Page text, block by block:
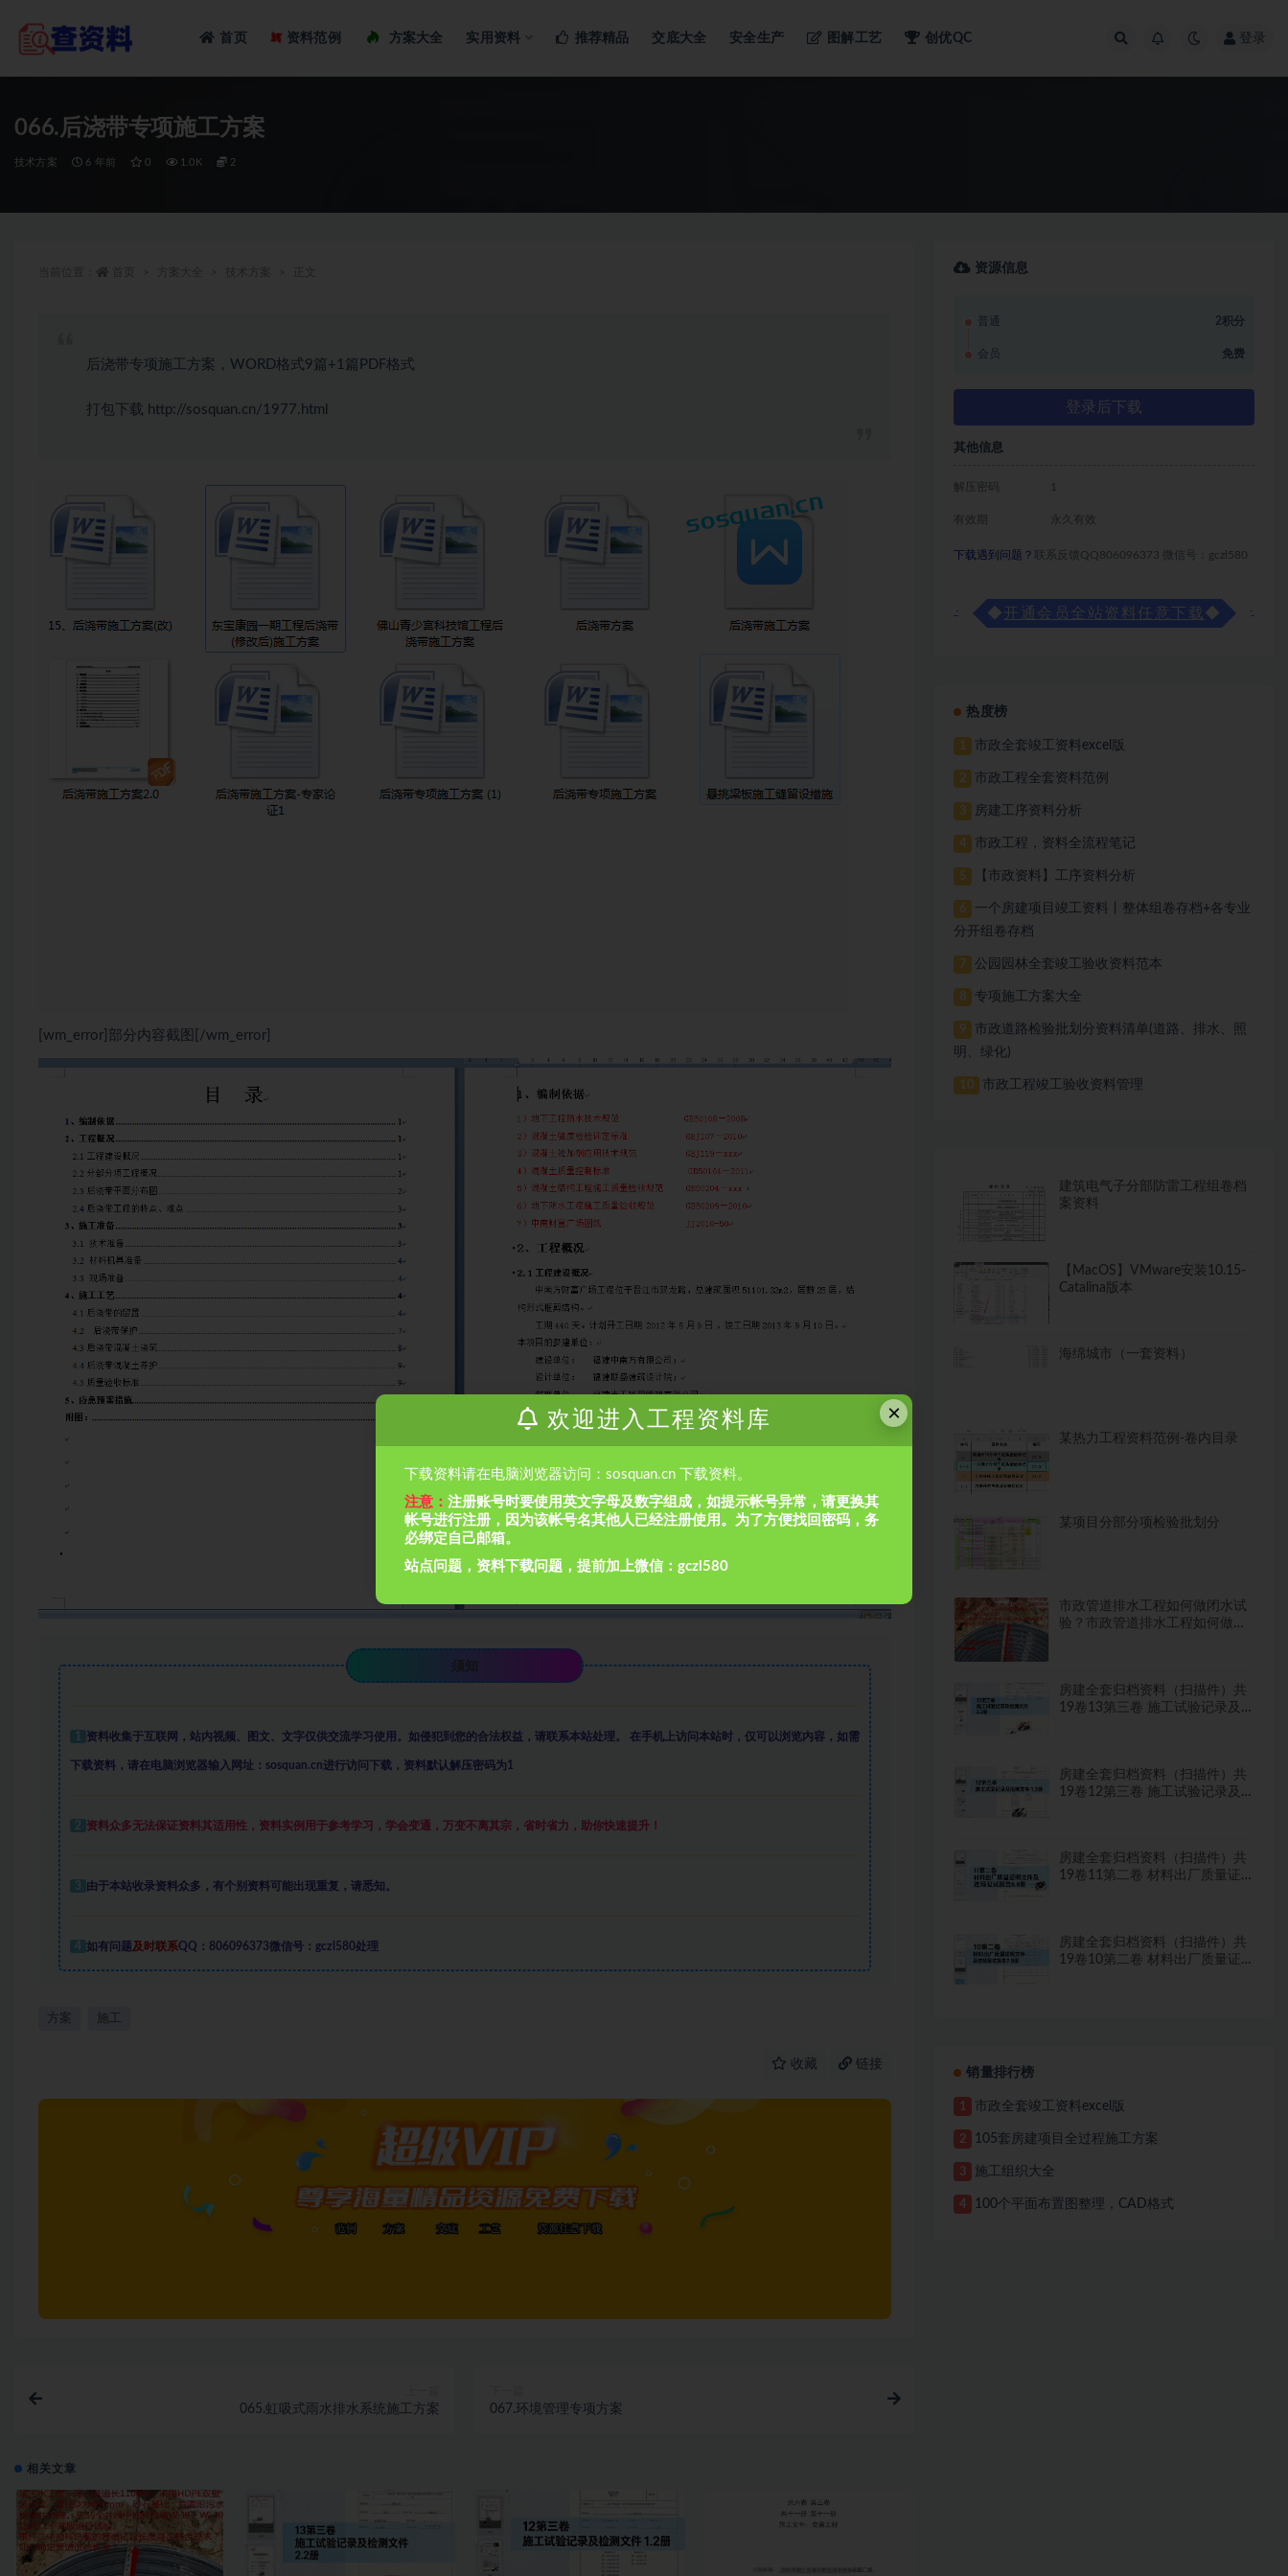
首页 资料范例 Loading…
方案大全 实用资料 推荐精品 交底大全 安全生产 图解工艺 创优QC 登录
066.后浇带专项施工方案
技术方案 6 年前 0 1.0K 2
后浇带专项施工方案，WORD格式9篇+1篇PDF格式
打包下载 http://sosquan.cn/1977.html
[wm_error]部分内容截图[/wm_error]
须知
1 资料收集于互联网 ， 站内视频、图文、文字仅供交流学习使用。如侵犯到您的合法权益，请联系本站处理。 在手机上访问本站时，仅可以浏览内容，如需
下载资料，请在电脑浏览器输入网址：sosquan.cn进行访问下载， 资料默认解压密码为1
2 资料众多无法保证资料其适用性，资料实例 用于参考学习，学会变通，万变不离其宗，省时省力，助你快速提升！
3 由于本站收录资料众多，有个别资料可能出现重复，请悉知。
4 如有问题及时联系QQ：806096373微信号：gczl580处理
方案 施工
收藏 链接
065.虹吸式雨水排水系统施工方案 067.环境管理专项方案
相关文章
资源信息
普通 2积分
会员 免费
登录后下载
其他信息
解压密码 1
有效期 永久有效
下载遇到问题？ 联系反馈QQ806096373 微信号：gczl580
◆ 开通会员全站资料任意下载◆
热度榜
1 市政全套竣工资料excel版
2 市政工程全套资料范例
3 房建工序资料分析
4 市政工程，资料全流程笔记
5 【市政资料】工序资料分析
6
一个房建项目竣工资料丨整体组卷存档+各专业
分开组卷存档
7 公园园林全套竣工验收资料范本
8 专项施工方案大全
9
市政道路检验批划分资料清单(道路、排水、照
明、绿化)
10 市政工程竣工验收资料管理
建筑电气子分部防雷工程组卷档
案资料
【MacOS】VMware安装10.15-
Catalina版本
海绵城市（一套资料）
某热力工程资料范例-卷内目录
某项目分部分项检验批划分
市政管道排水工程如何做闭水试
验？市政管道排水工程如何做闭
房建全套归档资料（扫描件）共
19卷13第三卷 施工试验记录及
房建全套归档资料（扫描件）共
19卷12第三卷 施工试验记录及
房建全套归档资料（扫描件）共
19卷11第二卷 材料出厂质量证
房建全套归档资料（扫描件）共
19卷10第二卷 材料出厂质量证
销量排行榜
1 市政全套竣工资料excel版
2 105套房建项目全过程施工方案
3 施工组织大全
4 100个平面布置图整理，CAD格式
×
欢迎进入工程资料库
下载资料请在电脑浏览器访问：sosquan.cn 下载资料。
注意： 注册账号时要使用英文字母及数字组成，如提示帐号异常，请更换其
帐号进行注册，因为该帐号名其他人已经注册使用。为了方便找回密码，务
必绑定自己邮箱。
站点问题，资料下载问题，提前加上微信：gczl580